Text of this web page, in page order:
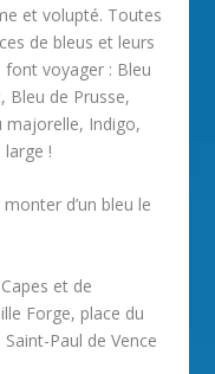
et volupté. Toutes
de bleus et leurs
font voyager : Bleu
Bleu de Prusse,
majorelle, Indigo,
!
d’un bleu le
et de
Forge, place du
Paul de Vence